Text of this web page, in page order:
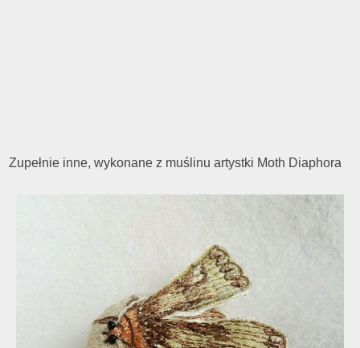
Zupełnie inne, wykonane z muślinu artystki Moth Diaphora